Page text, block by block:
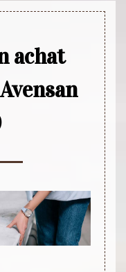
achat